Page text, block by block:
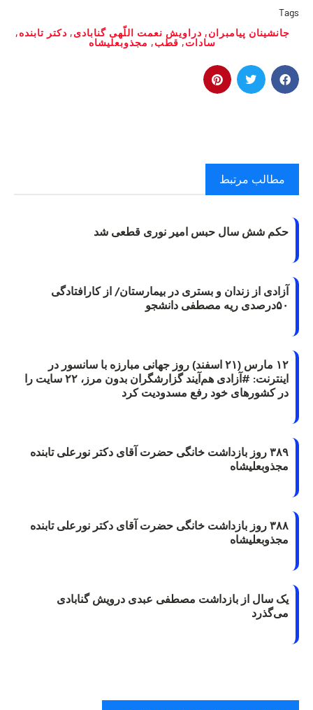
Tags
جانشینان پیامبران, دراویش نعمت اللّهی گنابادی, دکتر تابنده,
سادات, قطب, مجذوبعلیشاه
مطالب مرتبط
حکم شش سال حبس امیر نوری قطعی شد
آزادی از زندان و بستری در بیمارستان/ از کارافتادگی
۵۰درصدی ریه مصطفی دانشجو
۱۲ مارس (۲۱ اسفند) روز جهانی مبارزه با سانسور در
اینترنت: #آزادی هم‌آیند گزارشگران‌ بدون مرز، ۲۲ سایت را
در کشورهای خود رفع مسدودیت کرد
۳۸۹ روز بازداشت خانگی حضرت آقای دکتر نورعلی تابنده
مجذوبعلیشاه
۳۸۸ روز بازداشت خانگی حضرت آقای دکتر نورعلی تابنده
مجذوبعلیشاه
یک سال از بازداشت مصطفی عبدی درویش گنابادی
می‌گذرد